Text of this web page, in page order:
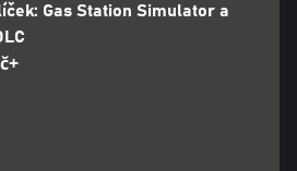
Gas Station Simulator a